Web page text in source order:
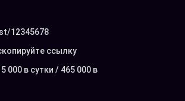
12345678
ссылку
000 в сутки / 465 000 в